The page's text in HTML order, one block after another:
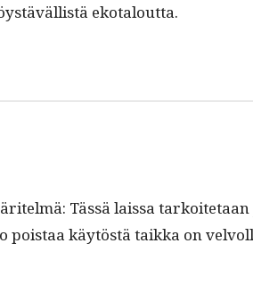
ekotaloutta.
Tässä lais­sa
pois­taa käytöstä taik­ka on